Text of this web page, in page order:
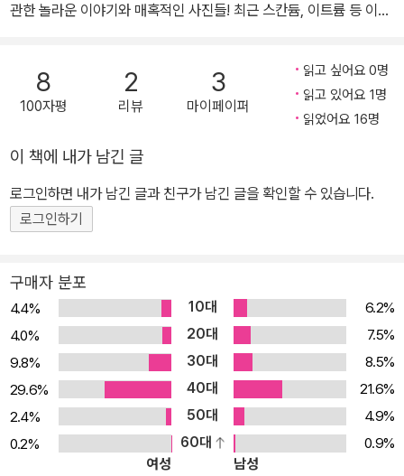
관한 놀라운 이야기와 매혹적인 사진들! 최근 스칸듐, 이트륨 등 이름
수출국인 중국이 수출량을 줄임으로써 일본을 곤란하게 한다는 내용
으로, 희토류는 원자번호 57번부터 71번까지의 란탄족 원소와 21번
원소 스칸듐과 39번 원소 이트륨을 아우르는 용어라는 친절한 설명
학교 시절 화학시간에 배우게 되는 멘델레예프의 원소 주기율표에서
볼 수 있는 118가지 원소들은 이 세상에 존재하는 모든 원소들을 한
눈에 볼 수 있도록 구성한 목록이다. 이 주기율표에 소개된 원소들은
그 특성에 따라 번호와 그룹으로 묶여 있다. 하지만 그동안 딱딱한 교
이야기들을 지니고 있는지 잘 알 수 없었다. 《세상의 모든 원소 118》
은 이처럼 어렵게만 느껴졌던 원소에 얽힌 재미있는 이야기들과 사진
을 통해 쉽고 재미있게 원소를 만날 수 있도록 구성한 책이다. 우리는
일상생활에서 많은 원소들의 이름을 듣기도 하고 얘기하기도 한다.
철, 산소, 알루미늄, 구리, 티타늄 등등. 그런데 실제로 이 원소들이 어
떻게 생겼고, 어떤 용도로 사용되는지 눈으로 확인한 적은 없었다. 원
소 표본 수집과 사진촬영에 7년이라는 시간을 투자했다는 저자의 말
이 거짓이 아님을 증명하듯 이 책은 다채로운 원소 사진을 중심으로
8
100자평
2
리뷰
3
마이페이퍼
읽고 싶어요 0명
읽고 있어요 1명
읽었어요 16명
이 책에 내가 남긴 글
로그인하면 내가 남긴 글과 친구가 남긴 글을 확인할 수 있습니다.
로그인하기
구매자 분포
4.4% 10대
6.2%
4.0%
20대
7.5%
9.8%
30대
8.5%
29.6%
40대
21.6%
2.4%
50대
4.9%
0.2%
60대
0.9%
여성
남성